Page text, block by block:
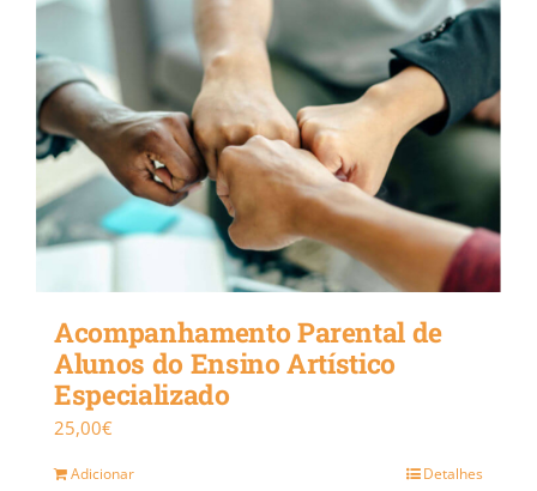
Acompanhamento Parental de
Alunos do Ensino Artístico
Especializado
25,00€
Adicionar Detalhes